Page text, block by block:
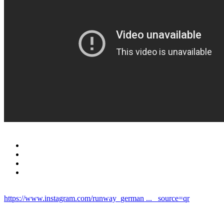
https://www.instagram.com/runway_german ... _source=qr